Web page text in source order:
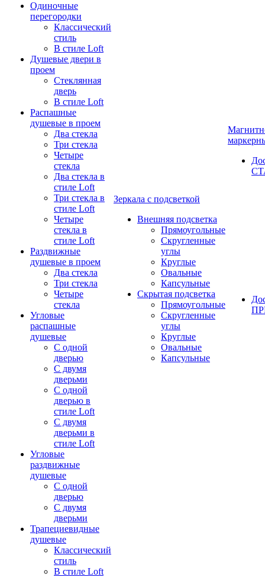
Одиночные
перегородки
Классический
стиль
В стиле Loft
Душевые двери в
проем
Стеклянная
дверь
В стиле Loft
Распашные
душевые в проем
Два стекла
Три стекла
Четыре
стекла
Два стекла в
стиле Loft
Три стекла в
стиле Loft
Четыре
стекла в
стиле Loft
Раздвижные
душевые в проем
Два стекла
Три стекла
Четыре
стекла
Угловые
распашные
душевые
С одной
дверью
С двумя
дверьми
С одной
дверью в
стиле Loft
С двумя
дверьми в
стиле Loft
Угловые
раздвижные
душевые
С одной
дверью
С двумя
дверьми
Трапециевидные
душевые
Классический
стиль
В стиле Loft
Зеркала с подсветкой
Внешняя подсветка
Прямоугольные
Скругленные
углы
Круглые
Овальные
Капсульные
Скрытая подсветка
Прямоугольные
Скругленные
углы
Круглые
Овальные
Капсульные